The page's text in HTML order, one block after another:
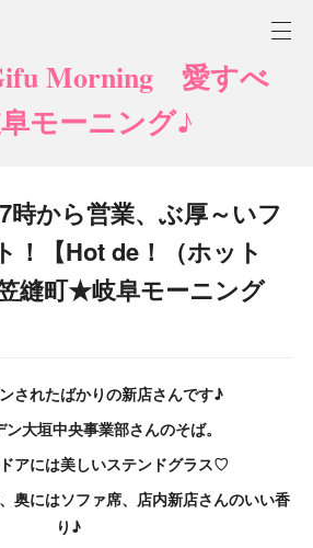
Morning 愛すべ
モーニング♪
時から営業、ぶ厚～いフ
！【Hot de！（ホット
縫町★岐阜モーニング
されたばかりの新店さんです♪
大垣中央事業部さんのそば。
アには美しいステンドグラス♡
奥にはソファ席、店内新店さんのいい香
り♪